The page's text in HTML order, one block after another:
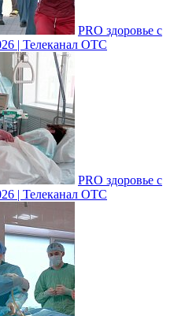
PRO здоровье с
| Телеканал ОТС
PRO здоровье с
| Телеканал ОТС